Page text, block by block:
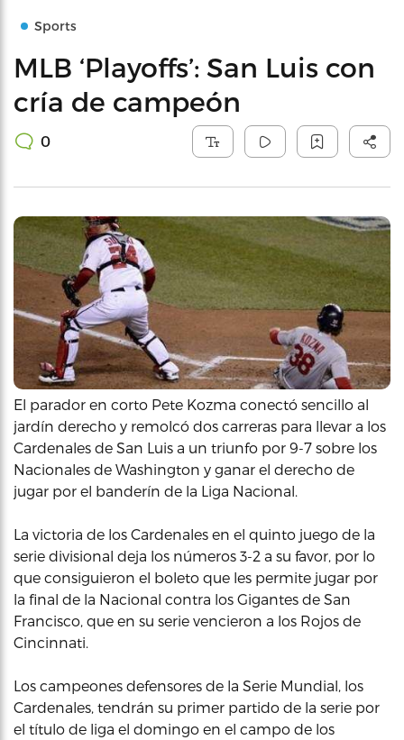
Sports
MLB ‘Playoffs’: San Luis con
cría de campeón
0
El parador en corto Pete Kozma conectó sencillo al
jardín derecho y remolcó dos carreras para llevar a los
Cardenales de San Luis a un triunfo por 9-7 sobre los
Nacionales de Washington y ganar el derecho de
jugar por el banderín de la Liga Nacional.
La victoria de los Cardenales en el quinto juego de la
serie divisional deja los números 3-2 a su favor, por lo
que consiguieron el boleto que les permite jugar por
la final de la Nacional contra los Gigantes de San
Francisco, que en su serie vencieron a los Rojos de
Cincinnati.
Los campeones defensores de la Serie Mundial, los
Cardenales, tendrán su primer partido de la serie por
el título de liga el domingo en el campo de los